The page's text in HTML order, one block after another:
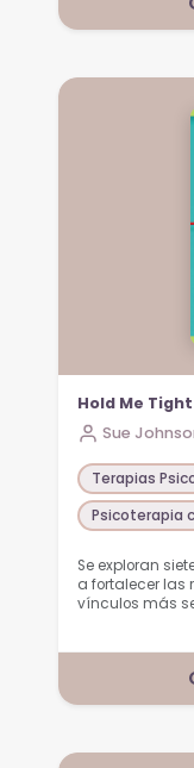
Hold Me Tight
Sue
Terapias
Psicoterapia
Se exploran
a fortalecer las
vínculos más